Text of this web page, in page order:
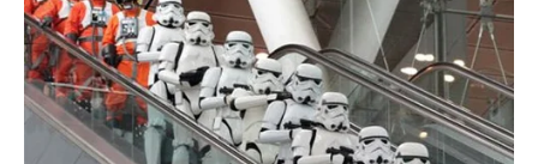
адресою. Раніше ніяк не вийде, навіть будинок
показав. Начебто все чесно.